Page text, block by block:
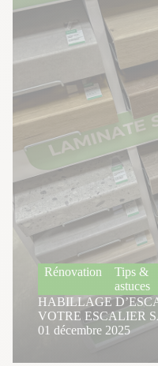
Rénovation
Tips &
astuces
HABILLAGE
VOTRE ESCALIER
01 décembre 2025